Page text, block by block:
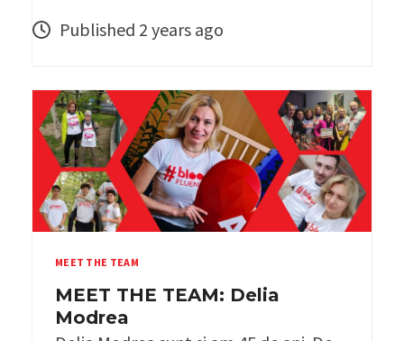
Published 2 years ago
MEET THE TEAM
MEET THE TEAM: Delia
Modrea